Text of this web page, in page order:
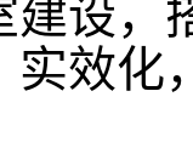
建设，
实效化